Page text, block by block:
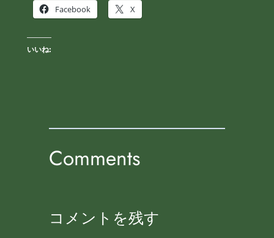
Facebook
X
いいね:
Comments
コメントを残す